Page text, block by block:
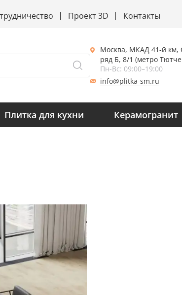
Проект 3D Контакты
Москва, МКАД 41-й км,
ряд Б, 8/1 (метро
Пн-Вс: 09:00–19:00
info@plitka-sm.ru
Плитка для кухни Керамогранит